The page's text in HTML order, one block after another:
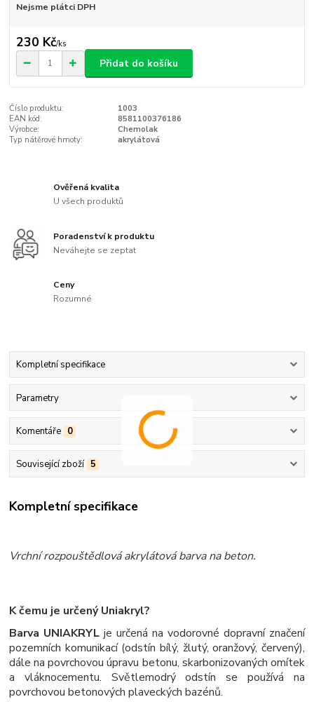
Nejsme plátci DPH
230 Kč/ks
Přidat do košíku
Číslo produktu:
1003
EAN kód:
8581100376186
Výrobce:
Chemolak
Typ nátěrové hmoty:
akrylátová
Ověřená kvalita
U všech produktů
Poradenství k produktu
Neváhejte se zeptat
Ceny
Rozumné
Kompletní specifikace
Parametry
Komentáře 0
Související zboží 5
Kompletní specifikace
Vrchní rozpouštědlová akrylátová barva na beton.
K čemu je určený Uniakryl?
Barva UNIAKRYL je určená na vodorovné dopravní značení
pozemních komunikací (odstín bílý, žlutý, oranžový, červený),
dále na povrchovou úpravu betonu, skarbonizovaných omítek
a vláknocementu. Světlemodrý odstín se používá na
povrchovou betonových plaveckých bazénů.